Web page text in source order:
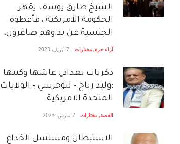
الشيخ طارق يوسف يقهر
الحكومة الأمريكية ، فأعطوه
الجنسية عن يد وهم صاغرون،
آراء حرة, مختارات 7 أبريل، 2023
دكريات بغداد ٍ: عاشها وكتبها
:وليد رباح – نيوجرسي – الولايات
المتحدة الامريكية
القصة, مختارات 2 مارس، 2023
الاستيطان ومسلسل الخداع